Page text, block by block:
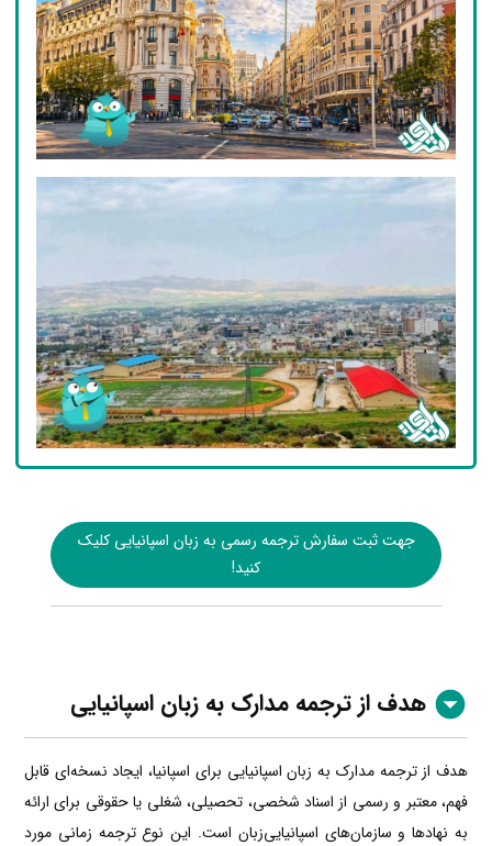
جهت ثبت سفارش ترجمه رسمی به زبان اسپانیایی کلیک
کنید!
هدف از ترجمه مدارک به زبان اسپانیایی
هدف از ترجمه مدارک به زبان اسپانیایی برای اسپانیا، ایجاد نسخه‌ای قابل
فهم، معتبر و رسمی از اسناد شخصی، تحصیلی، شغلی یا حقوقی برای ارائه
به نهادها و سازمان‌های اسپانیایی‌زبان است. این نوع ترجمه زمانی مورد